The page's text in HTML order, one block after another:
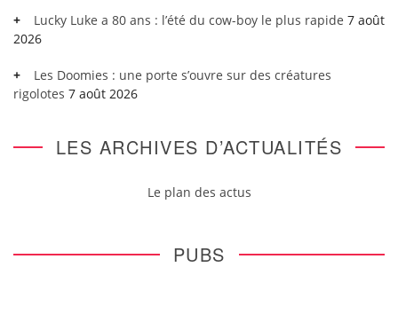
Lucky Luke a 80 ans : l’été du cow-boy le plus rapide 7 août
2026
Les Doomies : une porte s’ouvre sur des créatures
rigolotes 7 août 2026
LES ARCHIVES D’ACTUALITÉS
Le plan des actus
PUBS